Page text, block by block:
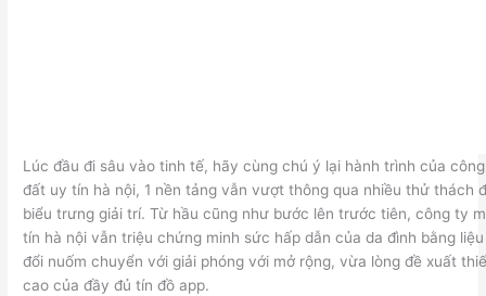
Lúc đầu đi sâu vào tinh tế, hãy cùng chú ý lại hành trình của
đất uy tín hà nội, 1 nền tảng vẫn vượt thông qua nhiều thử thách
biểu trưng giải trí. Từ hầu cũng như bước lên trước tiên, công ty
tín hà nội vẫn triệu chứng minh sức hấp dẫn của da đình bằng
đổi nuốm chuyển với giải phóng với mở rộng, vừa lòng đề xuất
cao của đầy đủ tín đồ app.